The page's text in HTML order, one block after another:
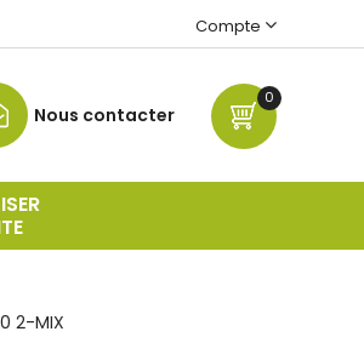
Compte
0
Nous contacter
2-MIX